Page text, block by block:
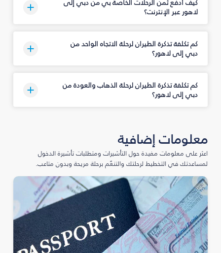
كيف أدفع ثمن الرحلات الخاصة بي من دبي إلى
لاهور عبر الإنترنت؟
كم تكلفة تذكرة الطيران لرحلة الاتجاه الواحد من
دبي إلى لاهور؟
كم تكلفة تذكرة الطيران لرحلة الذهاب والعودة من
دبي إلى لاهور؟
معلومات إضافية
اعثر على معلومات مفيدة حول التأشيرات ومتطلبات تأشيرة الدخول
لمساعدتك في التخطيط لرحلتك والتنعّم برحلة مريحة وبدون متاعب.